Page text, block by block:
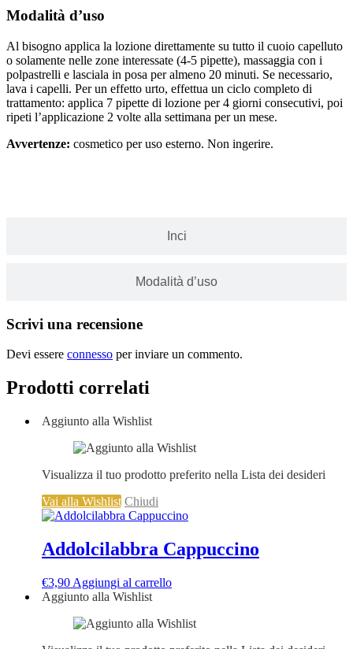
Modalità d’uso
Al bisogno applica la lozione direttamente su tutto il cuoio capelluto
o solamente nelle zone interessate (4-5 pipette), massaggia con i
polpastrelli e lasciala in posa per almeno 20 minuti. Se necessario,
lava i capelli. Per un effetto urto, effettua un ciclo completo di
trattamento: applica 7 pipette di lozione per 4 giorni consecutivi, poi
ripeti l’applicazione 2 volte alla settimana per un mese.
Avvertenze: cosmetico per uso esterno. Non ingerire.
Inci
Modalità d’uso
Scrivi una recensione
Devi essere connesso per inviare un commento.
Prodotti correlati
Aggiunto alla Wishlist
Visualizza il tuo prodotto preferito nella Lista dei desideri
Vai alla Wishlist Chiudi
Addolcilabbra Cappuccino
€3,90 Aggiungi al carrello
Aggiunto alla Wishlist